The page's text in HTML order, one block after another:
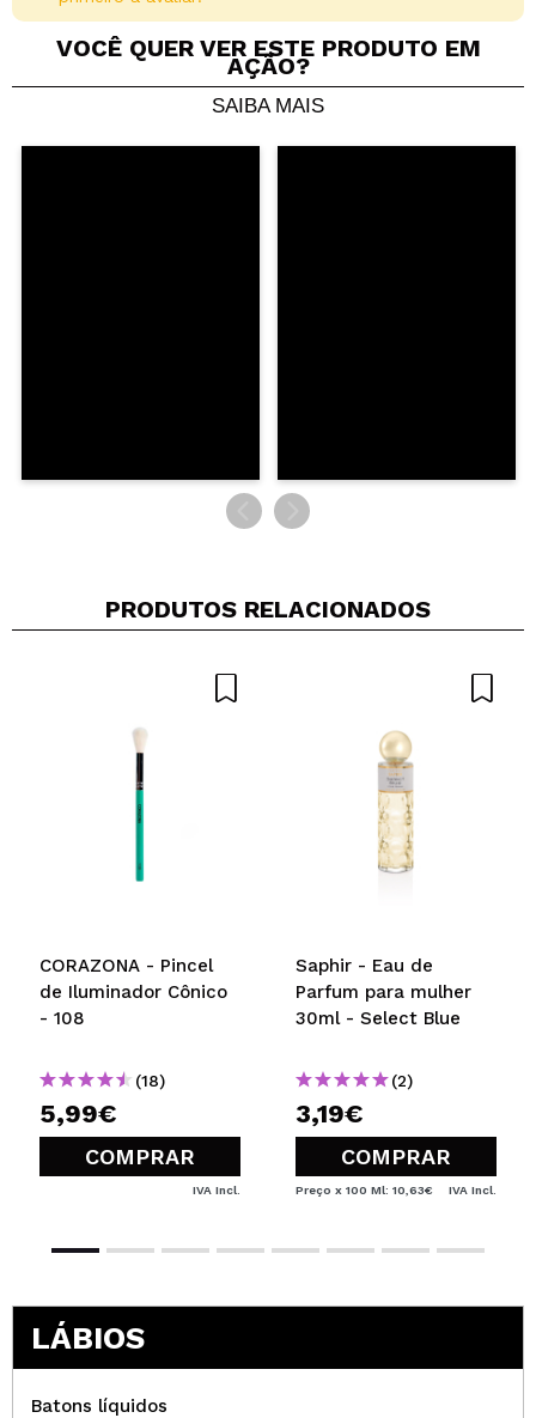
VOCÊ QUER VER ESTE PRODUTO EM
AÇÃO?
SAIBA MAIS
PRODUTOS RELACIONADOS
CORAZONA - Pincel
de Iluminador Cônico
- 108
(18)
5,99€
COMPRAR
IVA Incl.
Saphir - Eau de
Parfum para mulher
30ml - Select Blue
(2)
3,19€
COMPRAR
Preço x 100 Ml: 10,63€ IVA Incl.
LÁBIOS
Batons líquidos